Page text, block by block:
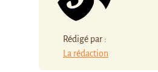
Rédigé par :
La rédaction